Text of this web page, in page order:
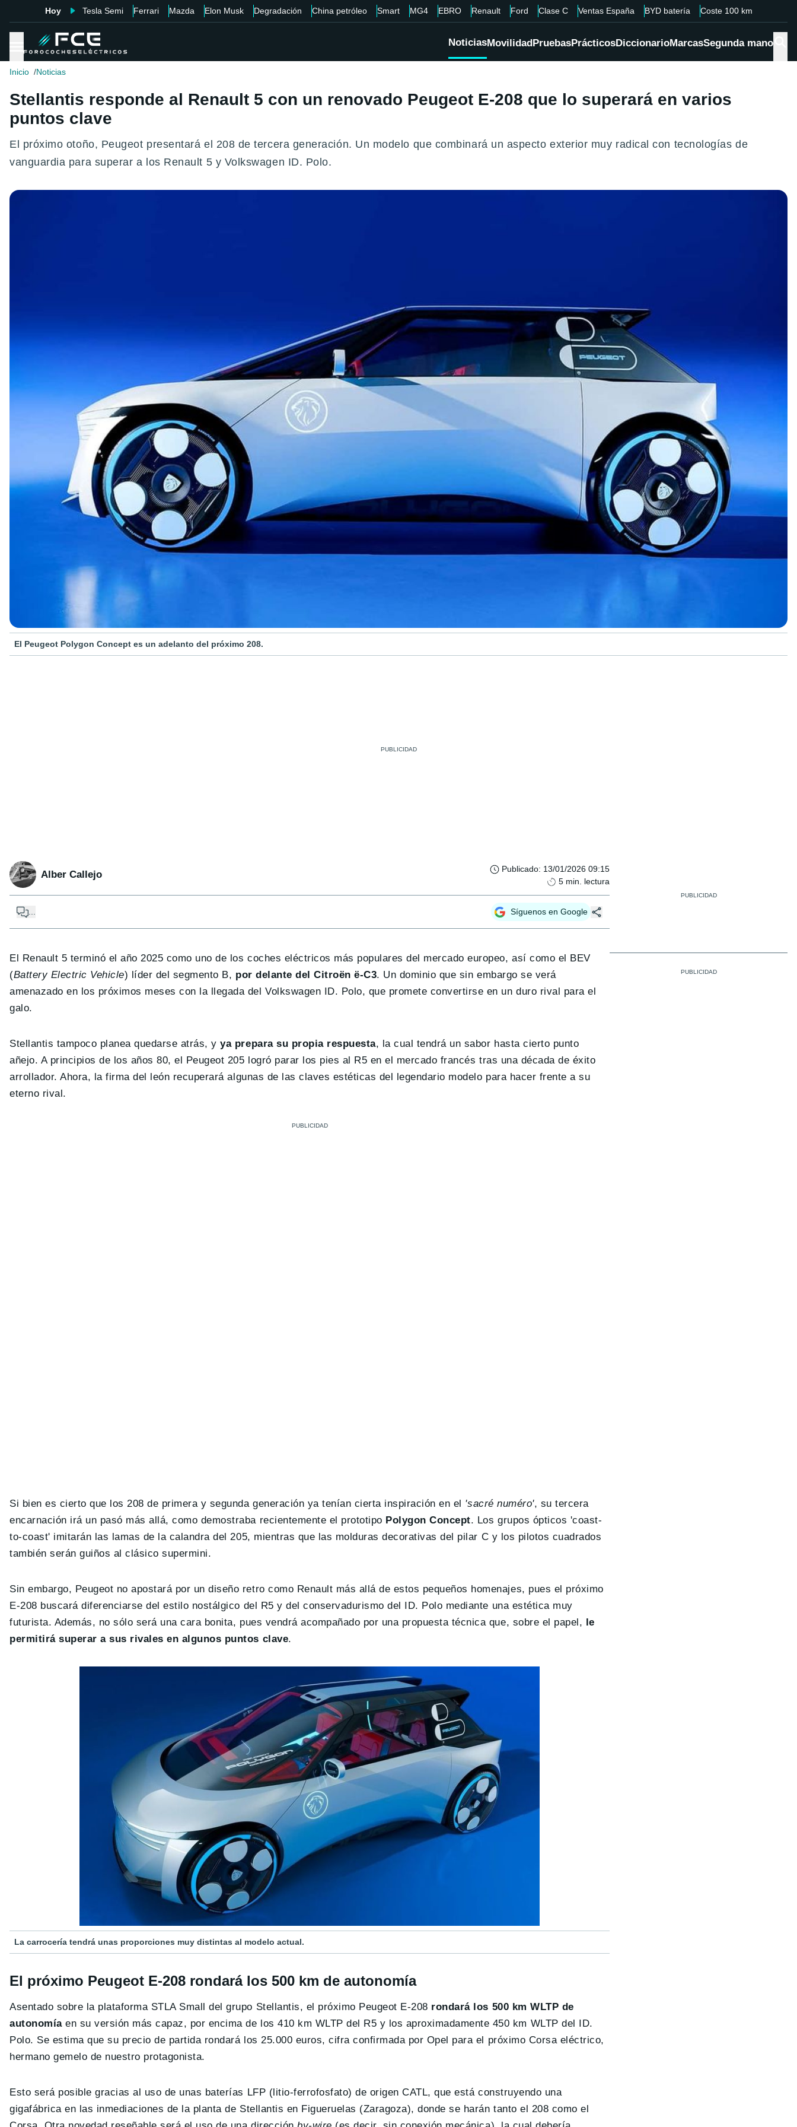
Hoy Tesla Semi Ferrari Mazda Elon Musk Degradación China petróleo Smart MG4 EBRO Renault Ford Clase C Ventas España BYD batería Coste 100 km
NoticiasMovilidadPruebasPrácticosDiccionarioMarcasSegunda mano
Inicio Noticias
Stellantis responde al Renault 5 con un renovado Peugeot E-208 que lo superará en varios
puntos clave
El próximo otoño, Peugeot presentará el 208 de tercera generación. Un modelo que combinará un aspecto exterior muy radical con tecnologías de
vanguardia para superar a los Renault 5 y Volkswagen ID. Polo.
El Peugeot Polygon Concept es un adelanto del próximo 208.
Alber Callejo Publicado: 13/01/2026 09:15
5 min. lectura
... Síguenos en Google
El Renault 5 terminó el año 2025 como uno de los coches eléctricos más populares del mercado europeo, así como el BEV
(Battery Electric Vehicle) líder del segmento B, por delante del Citroën ë-C3. Un dominio que sin embargo se verá
amenazado en los próximos meses con la llegada del Volkswagen ID. Polo, que promete convertirse en un duro rival para el
galo.
Stellantis tampoco planea quedarse atrás, yya prepara su propia respuesta, la cual tendrá un sabor hasta cierto punto
añejo. A principios de los años 80, el Peugeot 205 logró parar los pies al R5 en el mercado francés tras una década de éxito
arrollador. Ahora, la firma del león recuperará algunas de las claves estéticas del legendario modelo para hacer frente a su
eterno rival.
Si bien es cierto que los 208 de primera y segunda generación ya tenían cierta inspiración en el 'sacré numéro', su tercera
encarnación irá un pasó más allá, como demostraba recientemente el prototipo Polygon Concept. Los grupos ópticos 'coast-
to-coast' imitarán las lamas de la calandra del 205, mientras que las molduras decorativas del pilar C y los pilotos cuadrados
también serán guiños al clásico supermini.
Sin embargo, Peugeot no apostará por un diseño retro como Renault más allá de estos pequeños homenajes, pues el próximo
E-208 buscará diferenciarse del estilo nostálgico del R5 y del conservadurismo del ID. Polo mediante una estética muy
futurista. Además, no sólo será una cara bonita, pues vendrá acompañado por una propuesta técnica que, sobre el papel, le
permitirá superar a sus rivales en algunos puntos clave.
La carrocería tendrá unas proporciones muy distintas al modelo actual.
El próximo Peugeot E-208 rondará los 500 km de autonomía
Asentado sobre la plataforma STLA Small del grupo Stellantis, el próximo Peugeot E-208 rondará los 500 km WLTP de
autonomíaen su versión más capaz, por encima de los 410 km WLTP del R5 y los aproximadamente 450 km WLTP del ID.
Polo. Se estima que su precio de partida rondará los 25.000 euros, cifra confirmada por Opel para el próximo Corsa eléctrico,
hermano gemelo de nuestro protagonista.
Esto será posible gracias al uso de unas baterías LFP (litio-ferrofosfato) de origen CATL, que está construyendo una
gigafábrica en las inmediaciones de la planta de Stellantis en Figueruelas (Zaragoza), donde se harán tanto el 208 como el